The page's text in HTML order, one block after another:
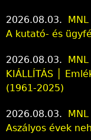
2026.08.03.
A kutató- és
2026.08.03.
KIÁLLÍTÁS │
(1961-2025)
2026.08.03.
Aszályos évek